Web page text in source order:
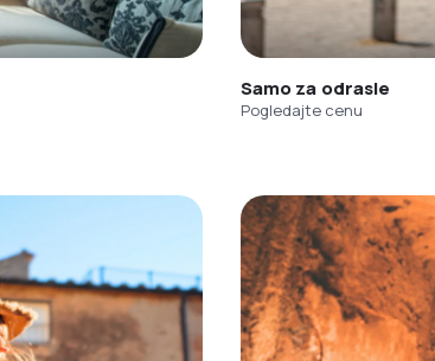
Samo za odrasle
Pogledajte cenu